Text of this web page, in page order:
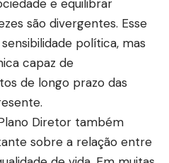
e equilibrar
são divergentes. Esse
política, mas
capaz de
de longo prazo das
Diretor também
sobre a relação entre